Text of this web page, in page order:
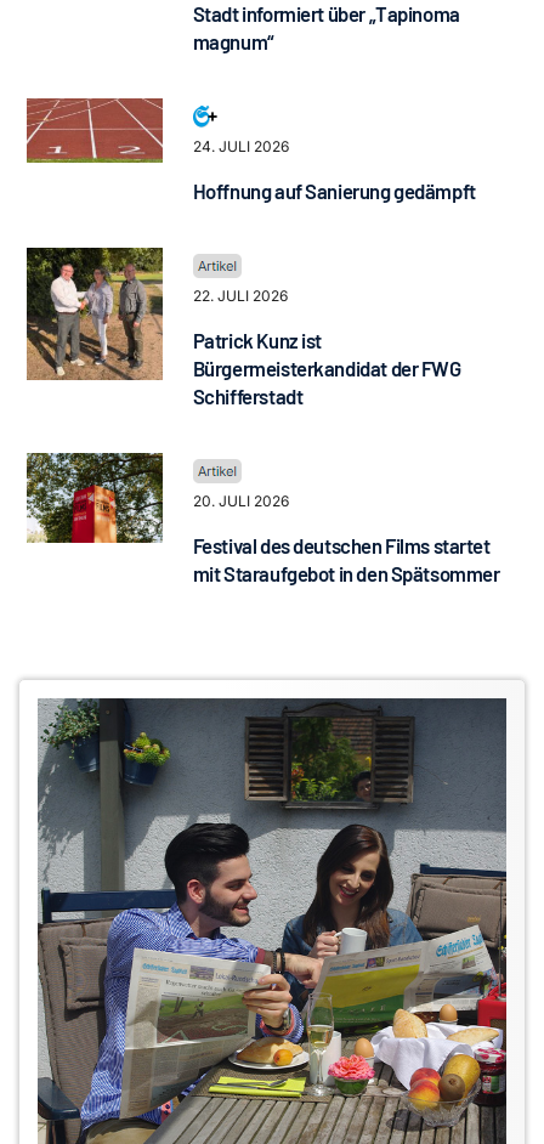
Stadt informiert über „Tapinoma
magnum“
24. JULI 2026
Hoffnung auf Sanierung gedämpft
22. JULI 2026
Patrick Kunz ist
Bürgermeisterkandidat der FWG
Schifferstadt
20. JULI 2026
Festival des deutschen Films startet
mit Staraufgebot in den Spätsommer